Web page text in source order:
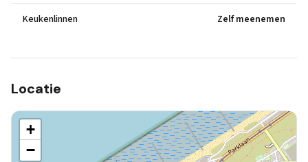
Keukenlinnen Zelf meenemen
Locatie
+
−